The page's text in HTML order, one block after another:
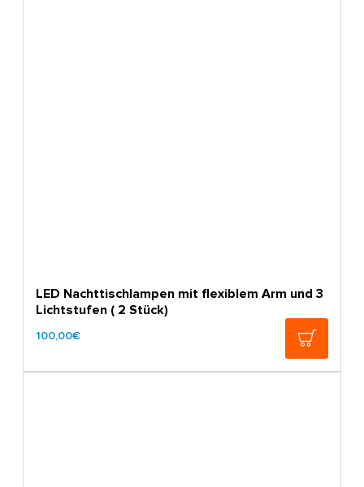
LED Nachttischlampen mit flexiblem Arm und 3
Lichtstufen ( 2 Stück)
100,00€